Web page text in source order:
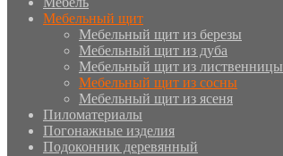
Мебельный щит
Мебельный щит из березы
Мебельный щит из дуба
Мебельный щит из лиственницы
Мебельный щит из сосны
Мебельный щит из ясеня
Пиломатериалы
Погонажные изделия
Подоконник деревянный